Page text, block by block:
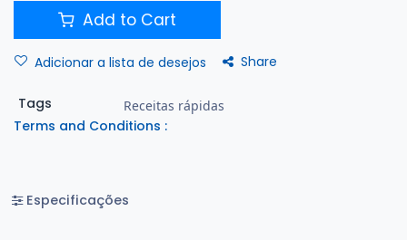
Add to Cart
Adicionar a lista de desejos Share
Tags Receitas rápidas
Terms and Conditions :
Especificações